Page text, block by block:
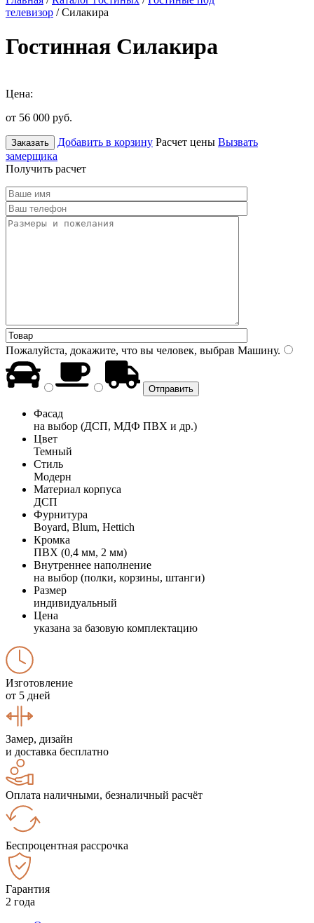
телевизор / Силакира
Гостинная Силакира
Цена:
от 56 000 руб.
Заказать Добавить в корзину Расчет цены Вызвать
замерщика
Получить расчет
Пожалуйста, докажите, что вы человек, выбрав Машину.
Фасад
на выбор (ДСП, МДФ ПВХ и др.)
Цвет
Темный
Стиль
Модерн
Материал корпуса
ДСП
Фурнитура
Boyard, Blum, Hettich
Кромка
ПВХ (0,4 мм, 2 мм)
Внутреннее наполнение
на выбор (полки, корзины, штанги)
Размер
индивидуальный
Цена
указана за базовую комплектацию
Изготовление
от 5 дней
Замер, дизайн
и доставка бесплатно
Оплата наличными, безналичный расчёт
Беспроцентная рассрочка
Гарантия
2 года